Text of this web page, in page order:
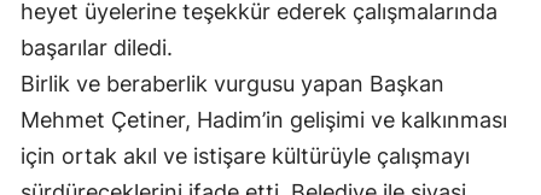
Kırklareli
Kırşehir
Kocaeli
Konya
heyet üyelerine teşekkür ederek çalışmalarında
başarılar diledi.
Birlik ve beraberlik vurgusu yapan Başkan
Mehmet Çetiner, Hadim’in gelişimi ve kalkınması
için ortak akıl ve istişare kültürüyle çalışmayı